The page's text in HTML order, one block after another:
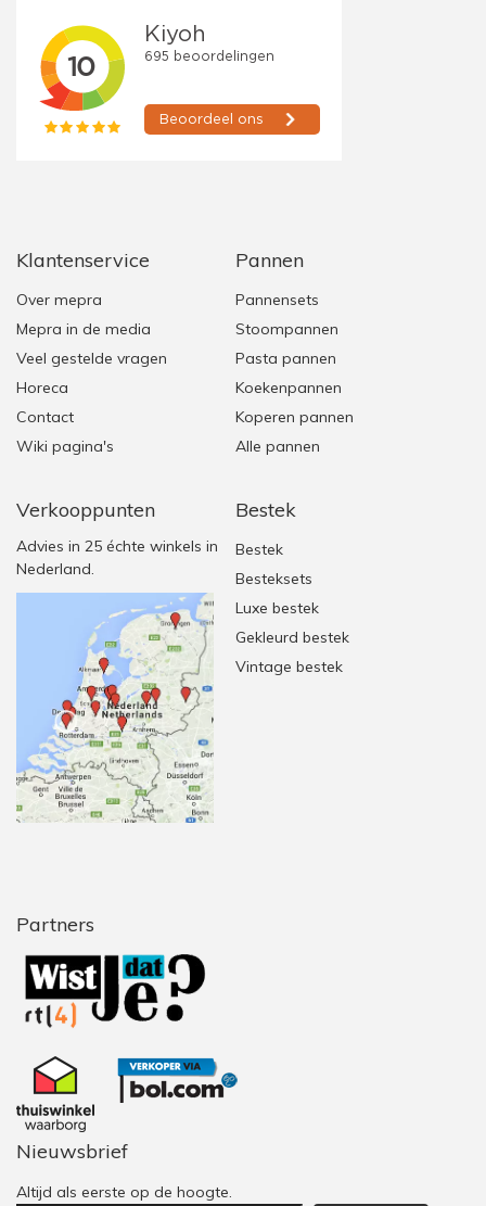
Klantenservice
Over mepra
Mepra in de media
Veel gestelde vragen
Horeca
Contact
Wiki pagina's
Verkooppunten
Advies in 25 échte winkels in
Nederland.
Pannen
Pannensets
Stoompannen
Pasta pannen
Koekenpannen
Koperen pannen
Alle pannen
Bestek
Bestek
Besteksets
Luxe bestek
Gekleurd bestek
Vintage bestek
Partners
Nieuwsbrief
Altijd als eerste op de hoogte.